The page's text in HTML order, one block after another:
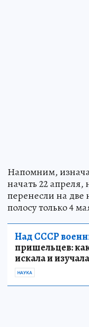
Напомним,
начать 22 апреля,
перенесли на две
полосу только 4
Над СССР
пришельцев:
искала и
НАУКА